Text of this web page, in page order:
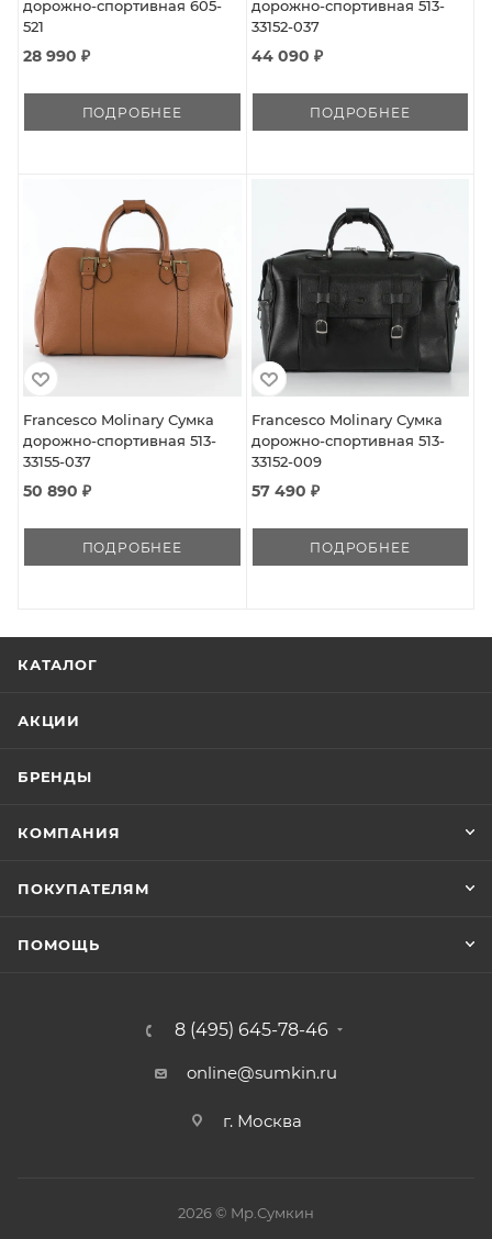
дорожно-спортивная 605-
521
28 990 ₽
ПОДРОБНЕЕ
дорожно-спортивная 513-
33152-037
44 090 ₽
ПОДРОБНЕЕ
Francesco Molinary Сумка
дорожно-спортивная 513-
33155-037
50 890 ₽
ПОДРОБНЕЕ
Francesco Molinary Сумка
дорожно-спортивная 513-
33152-009
57 490 ₽
ПОДРОБНЕЕ
КАТАЛОГ
АКЦИИ
БРЕНДЫ
КОМПАНИЯ
ПОКУПАТЕЛЯМ
ПОМОЩЬ
8 (495) 645-78-46
online@sumkin.ru
г. Москва
2026 © Mр.Сумкин